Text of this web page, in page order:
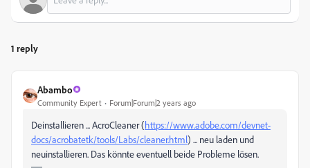
1 reply
Abambo
Community Expert Forum|Forum|2 years ago
Deinstallieren ... AcroCleaner (https://www.adobe.com/devnet-
docs/acrobatetk/tools/Labs/cleaner.html) ... neu laden und
neuinstallieren. Das könnte eventuell beide Probleme lösen.